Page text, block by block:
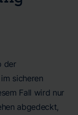
der
sicheren
Fall wird nur
abgedeckt,